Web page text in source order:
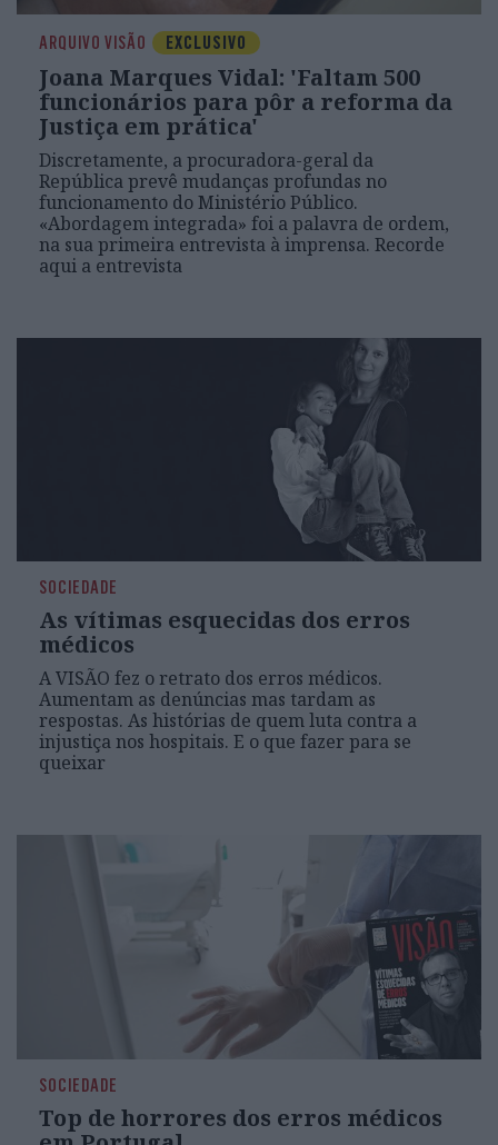
ARQUIVO VISÃO EXCLUSIVO
Joana Marques Vidal: 'Faltam 500
funcionários para pôr a reforma da
Justiça em prática'
Discretamente, a procuradora-geral da
República prevê mudanças profundas no
funcionamento do Ministério Público.
«Abordagem integrada» foi a palavra de ordem,
na sua primeira entrevista à imprensa. Recorde
aqui a entrevista
SOCIEDADE
As vítimas esquecidas dos erros
médicos
A VISÃO fez o retrato dos erros médicos.
Aumentam as denúncias mas tardam as
respostas. As histórias de quem luta contra a
injustiça nos hospitais. E o que fazer para se
queixar
SOCIEDADE
Top de horrores dos erros médicos